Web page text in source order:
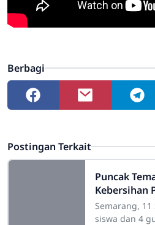
Berbagi
Postingan Terkait
Puncak
Kebersihan
SDIT Bina
Puskesmas
Semarang, 11
siswa dan 4